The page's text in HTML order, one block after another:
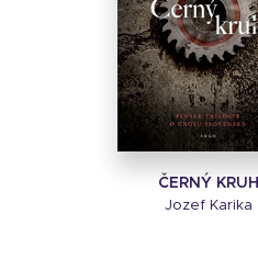
ČERNÝ KRUH
Jozef Karika